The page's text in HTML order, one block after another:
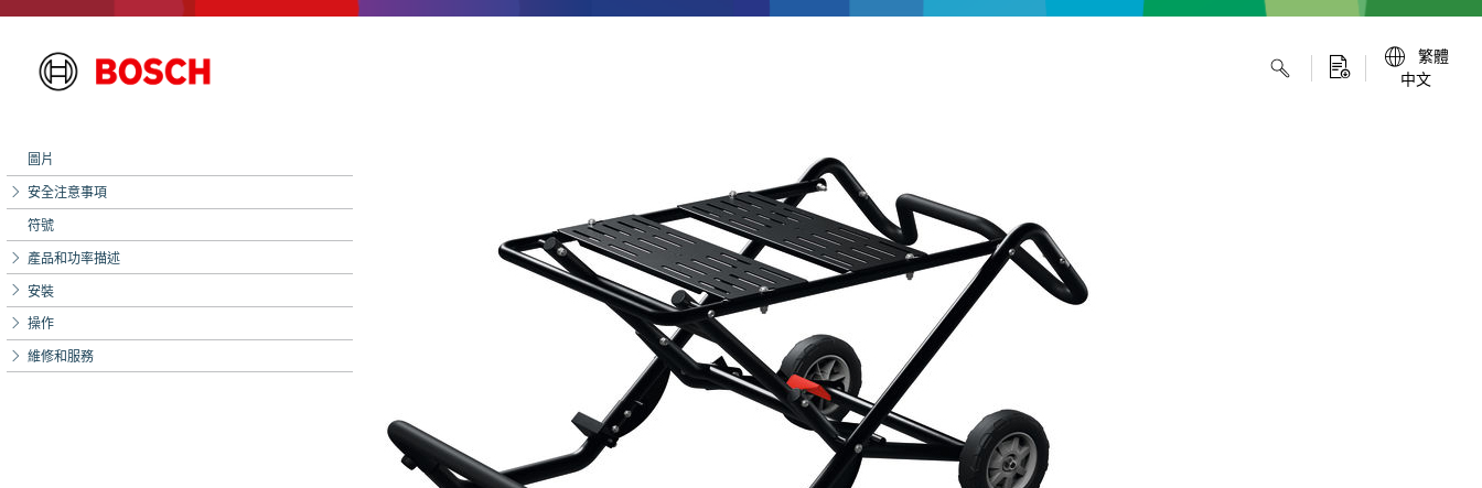
繁體
中文
圖片
安全注意事項
符號
產品和功率描述
安裝
操作
維修和服務